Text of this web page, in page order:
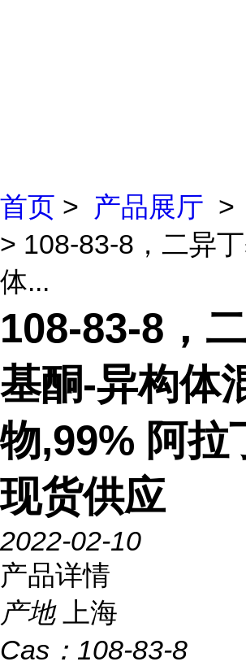
首页 > 产品展厅 >
> 108-83-8，二异
体...
108-83-8，
基酮-异构体
物,99% 阿拉
现货供应
2022-02-10
产品详情
产地
上海
Cas： 108-83-8